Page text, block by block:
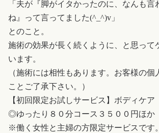
「夫が『脚がイタかったのに、なんも言
ね』って言ってました(^_^)v」
とのこと。
施術の効果が長く続くように、と思って
います。
（施術には相性もあります。お客様の個
ことご了承下さい。）
【初回限定お試しサービス】ボディケア
◎ゆったり８０分コース３５００円ほか
※働く女性と主婦の方限定サービスです。